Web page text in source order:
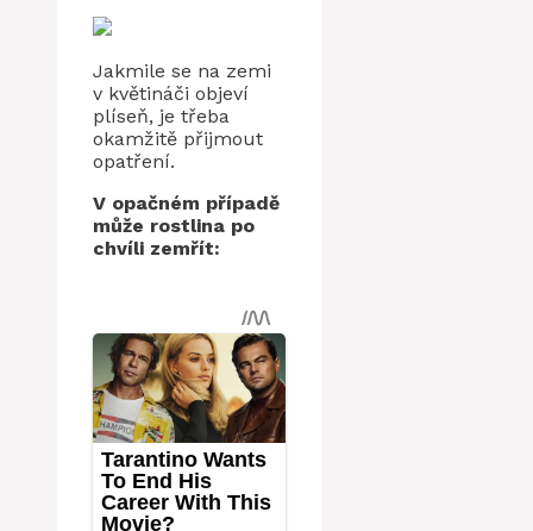
Jakmile se na zemi
v květináči objeví
plíseň, je třeba
okamžitě přijmout
opatření.
V opačném případě
může rostlina po
chvíli zemřít: